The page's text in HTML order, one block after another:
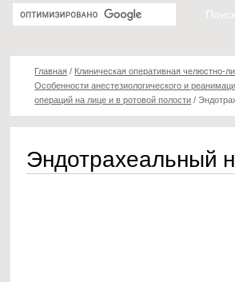
Главная / Клиническая оперативная челюстно-
Особенности анестезиологического и
операций на лице и в ротовой полости /
Эндотрахеальный